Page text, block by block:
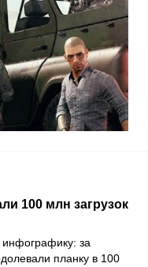
100 млн загрузок
инфографику: за
планку в 100